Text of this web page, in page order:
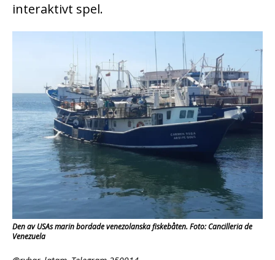
interaktivt spel.
Den av USAs marin bordade venezolanska fiskebåten. Foto: Cancilleria de
Venezuela